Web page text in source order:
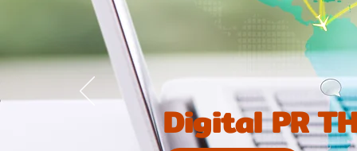
Digital PR